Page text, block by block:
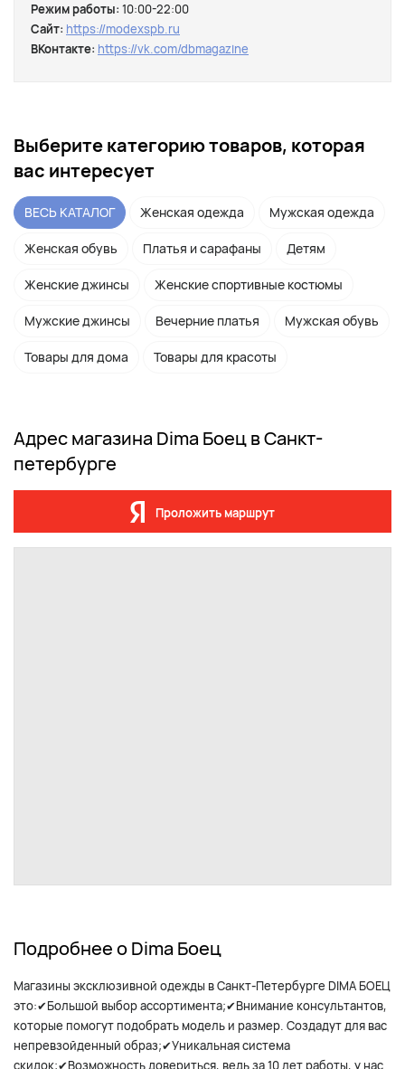
Режим работы: 10:00-22:00
Сайт: https://modexspb.ru
ВКонтакте: https://vk.com/dbmagazine
Выберите категорию товаров, которая
вас интересует
ВЕСЬ КАТАЛОГ Женская одежда Мужская одежда
Женская обувь Платья и сарафаны Детям
Женские джинсы Женские спортивные костюмы
Мужские джинсы Вечерние платья Мужская обувь
Товары для дома Товары для красоты
Адрес магазина Dima Боец в Санкт-
петербурге
Проложить маршрут
Подробнее о Dima Боец
Магазины эксклюзивной одежды в Санкт-Петербурге DIMA БОЕЦ
это:✔Большой выбор ассортимента;✔Внимание консультантов,
которые помогут подобрать модель и размер. Создадут для вас
непревзойденный образ;✔Уникальная система
скидок;✔Возможность довериться, ведь за 10 лет работы, у нас